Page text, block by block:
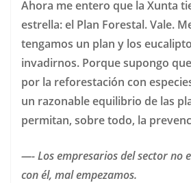
Ahora me entero que la Xunta
estrella: el Plan Forestal. Vale.
tengamos un plan y los
invadirnos. Porque supongo
por la reforestación con
un razonable equilibrio de las
permitan, sobre todo, la
—- Los empresarios del sector no
con él, mal empezamos.